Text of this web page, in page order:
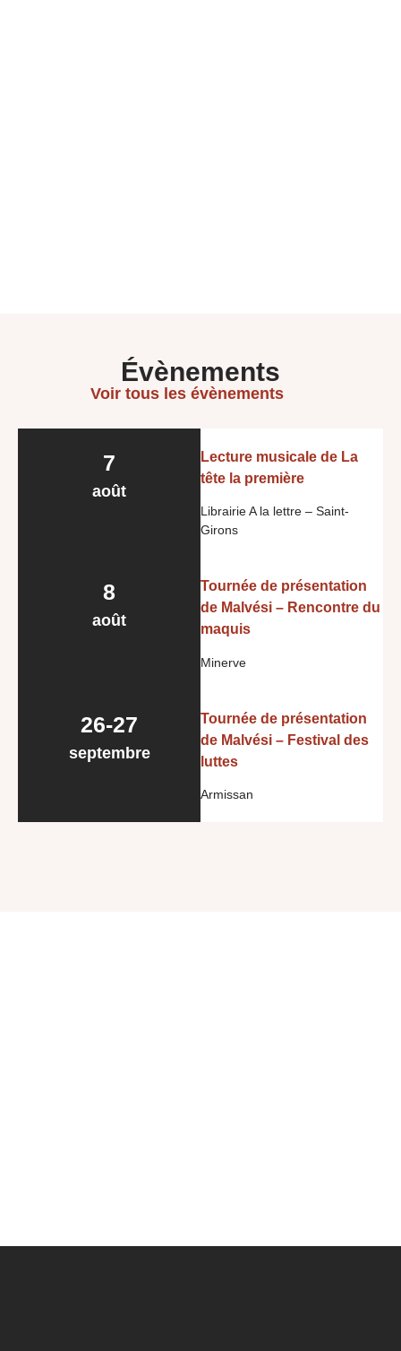
Évènements
Voir tous les évènements
7
août
Lecture musicale de La
tête la première
Librairie A la lettre – Saint-
Girons
8
août
Tournée de présentation
de Malvési – Rencontre du
maquis
Minerve
26-27
septembre
Tournée de présentation
de Malvési – Festival des
luttes
Armissan